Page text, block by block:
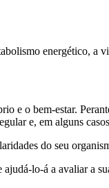
energético,
e o bem-estar.
e, em alguns
do seu
lo-á a avaliar a